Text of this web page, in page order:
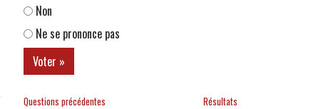
Non
Ne se prononce pas
Questions précédentes Résultats